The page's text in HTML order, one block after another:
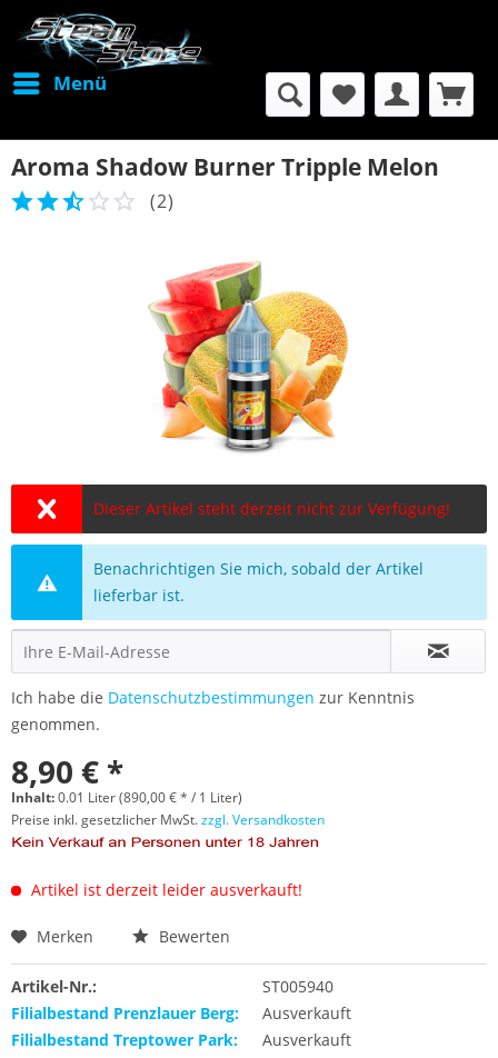
Menü
Aroma Shadow Burner Tripple Melon
(2)
Dieser Artikel steht derzeit nicht zur Verfügung!
Benachrichtigen Sie mich, sobald der Artikel
lieferbar ist.
Ich habe die Datenschutzbestimmungen zur Kenntnis
genommen.
8,90 € *
Inhalt:0.01 Liter (890,00 € * / 1 Liter)
Preise inkl. gesetzlicher MwSt.zzgl. Versandkosten
Artikel ist derzeit leider ausverkauft!
Merken Bewerten
Artikel-Nr.:
ST005940
Filialbestand Prenzlauer Berg:
Ausverkauft
Filialbestand Treptower Park:
Ausverkauft